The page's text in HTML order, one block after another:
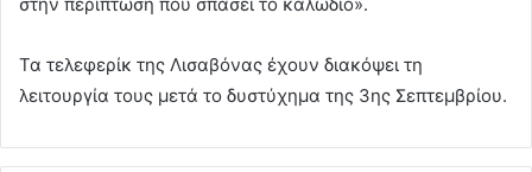
στην περίπτωση που σπάσει το καλώδιο».
Τα τελεφερίκ της Λισαβόνας έχουν διακόψει τη
λειτουργία τους μετά το δυστύχημα της 3ης Σεπτεμβρίου.